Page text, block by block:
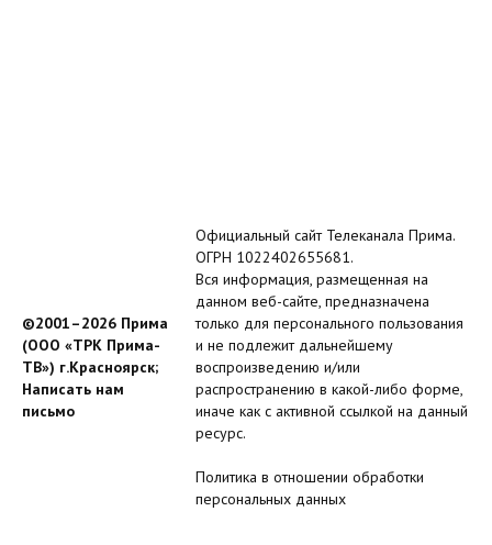
©2001–2026 Прима
(ООО «ТРК Прима-
ТВ») г.Красноярск;
Написать нам
письмо
Официальный сайт Телеканала Прима.
ОГРН 1022402655681.
Вся информация, размещенная на
данном веб-сайте, предназначена
только для персонального пользования
и не подлежит дальнейшему
воспроизведению и/или
распространению в какой-либо форме,
иначе как с активной ссылкой на данный
ресурс.
Политика в отношении обработки
персональных данных